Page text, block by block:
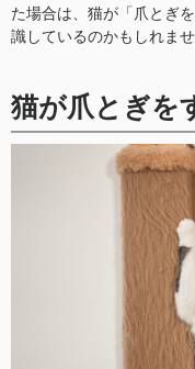
た場合は、猫が「爪とぎ
識しているのかもしれませ
猫が爪とぎを